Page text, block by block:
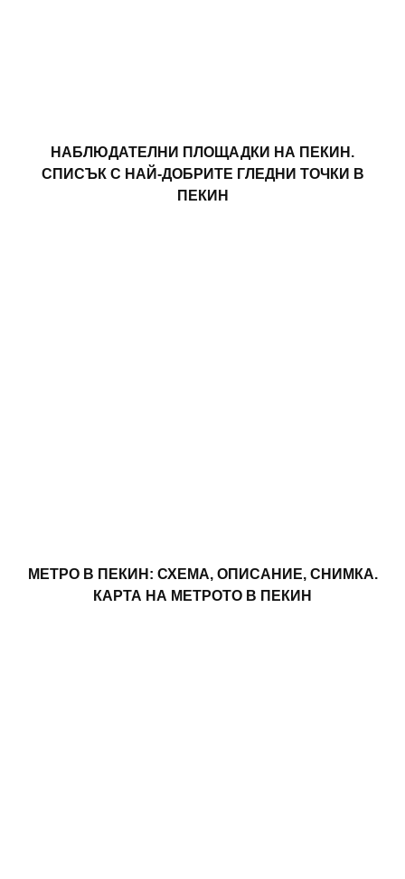
НАБЛЮДАТЕЛНИ ПЛОЩАДКИ НА ПЕКИН.
СПИСЪК С НАЙ-ДОБРИТЕ ГЛЕДНИ ТОЧКИ В
ПЕКИН
МЕТРО В ПЕКИН: СХЕМА, ОПИСАНИЕ, СНИМКА.
КАРТА НА МЕТРОТО В ПЕКИН